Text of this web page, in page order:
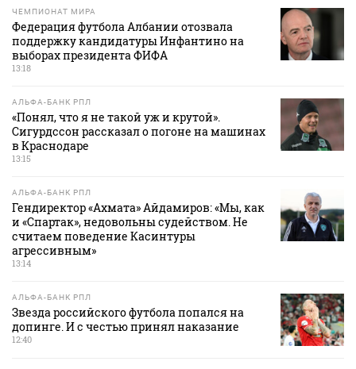
ЧЕМПИОНАТ МИРА
Федерация футбола Албании отозвала
поддержку кандидатуры Инфантино на
выборах президента ФИФА
13:18
АЛЬФА-БАНК РПЛ
«Понял, что я не такой уж и крутой».
Сигурдссон рассказал о погоне на машинах
в Краснодаре
13:15
АЛЬФА-БАНК РПЛ
Гендиректор «Ахмата» Айдамиров: «Мы, как
и «Спартак», недовольны судейством. Не
считаем поведение Касинтуры
агрессивным»
13:14
АЛЬФА-БАНК РПЛ
Звезда российского футбола попался на
допинге. И с честью принял наказание
12:40